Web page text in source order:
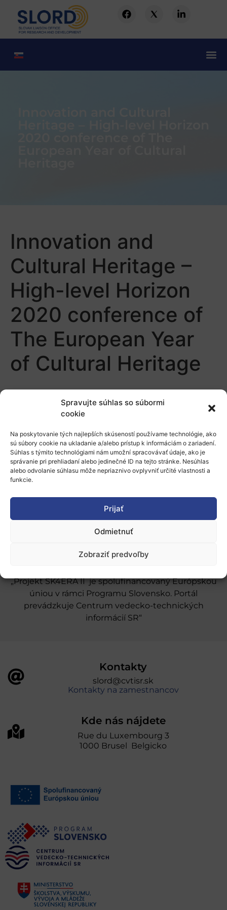
Spravujte súhlas so súbormi
cookie
Na poskytovanie tých najlepších skúseností používame technológie, ako
sú súbory cookie na ukladanie a/alebo prístup k informáciám o zariadení.
Súhlas s týmito technológiami nám umožní spracovávať údaje, ako je
správanie pri prehliadaní alebo jedinečné ID na tejto stránke. Nesúhlas
alebo odvolanie súhlasu môže nepriaznivo ovplyvniť určité vlastnosti a
funkcie.
Prijať
Odmietnuť
Zobraziť predvoľby
Innovation and
Cultural Heritage –
High-level Horizon
2020 conference of
The European Year
of Cultural Heritage
O nás
Naše služby
Stáže a pobyty
Novinky
„Projekt SK4ERA II je spolufinancovaný Európskou
úniou v rámci Programu Slovensko. Portál
prevádzkuje Centrum vedecko-technických
informácií SR“
Kontakty
slord@cvtisr.sk
Kontakty na zamestnancov
Kde nás nájdete
Rue du Luxembourg 3
1000 Brusel Belgicko